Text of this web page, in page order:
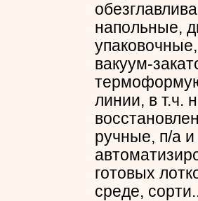
напольные,
вакуум-
линии, в т.ч.
ручные, п/а и
готовых
среде,